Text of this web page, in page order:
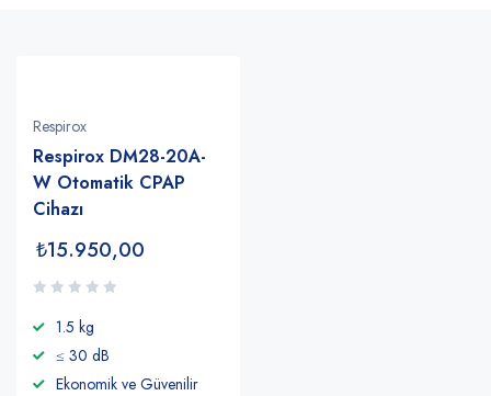
Respirox
Respirox DM28-20A-
W Otomatik CPAP
Cihazı
₺15.950,00
1.5 kg
≤ 30 dB
Ekonomik ve Güvenilir